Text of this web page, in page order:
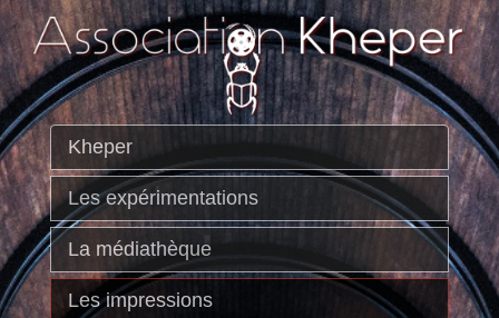
Kheper
Les expérimentations
La médiathèque
Les impressions